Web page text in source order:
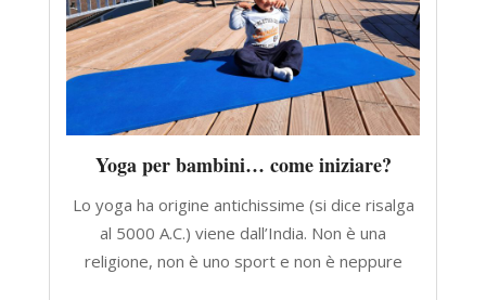
Yoga per bambini… come iniziare?
Lo yoga ha origine antichissime (si dice risalga
al 5000 A.C.) viene dall’India. Non è una
religione, non è uno sport e non è neppure